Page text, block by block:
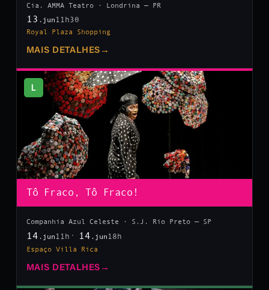
Cia. AMMA Teatro · Londrina — PR
13 .jun 11h30
Royal Plaza Shopping
MAIS DETALHES →
L
Tô Fraco, Tô Fraco!
Companhia Azul Celeste · S.J. Rio Preto — SP
14 .jun 11h 14 .jun 18h
Espaço Villa Rica
MAIS DETALHES →